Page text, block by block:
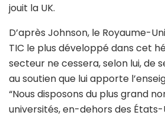
jouit la UK.
D’après Johnson, le Royaume-
TIC le plus développé dans cet
secteur ne cessera, selon lui, de
au soutien que lui apporte
“Nous disposons du plus grand
universités, en-dehors des